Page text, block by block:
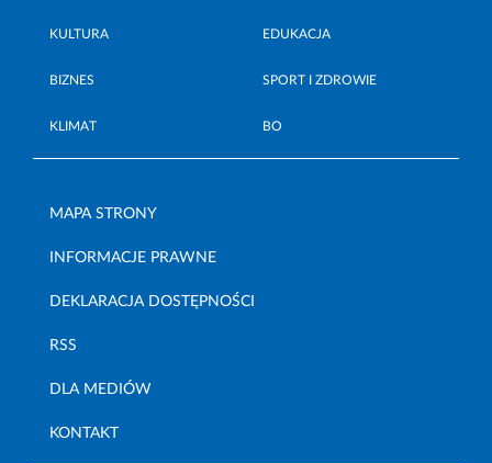
KULTURA EDUKACJA
BIZNES SPORT I ZDROWIE
KLIMAT BO
MAPA STRONY
INFORMACJE PRAWNE
DEKLARACJA DOSTĘPNOŚCI
RSS
DLA MEDIÓW
KONTAKT